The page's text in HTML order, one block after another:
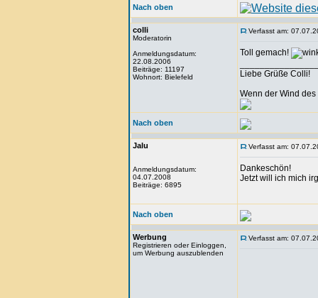
Nach oben
colli
Moderatorin
Anmeldungsdatum:
22.08.2006
Beiträge: 11197
Wohnort: Bielefeld
Verfasst am:
Toll gemach!
Liebe Grüße Colli!
Wenn der Wind
Nach oben
Jalu
Anmeldungsdatum:
04.07.2008
Beiträge: 6895
Verfasst am:
Dankeschön!
Jetzt will ich mich
Nach oben
Werbung
Registrieren oder Einloggen,
um Werbung auszublenden
Verfasst am: